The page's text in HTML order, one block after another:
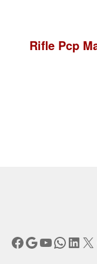
Siguiente:
Rifle Pcp
Facebook
Google
YouTube
X